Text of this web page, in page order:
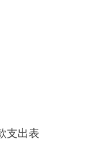
支出表